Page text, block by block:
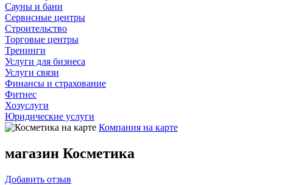
Сауны и бани
Сервисные центры
Строительство
Торговые центры
Тренинги
Услуги для бизнеса
Услуги связи
Финансы и страхование
Фитнес
Хозуслуги
Юридические услуги
Компания на карте
магазин Косметика
Добавить отзыв